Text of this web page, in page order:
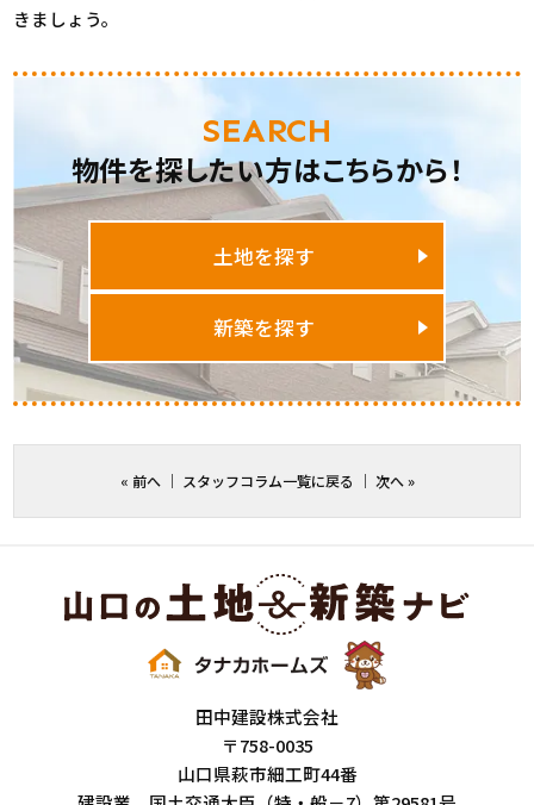
きましょう。
SEARCH
物件を探したい方はこちらから！
土地を探す
新築を探す
« 前へ｜ スタッフコラム一覧に戻る ｜ 次へ»
田中建設株式会社
〒758-0035
山口県萩市細工町44番